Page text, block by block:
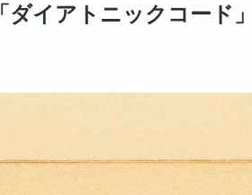
イアトニックコード